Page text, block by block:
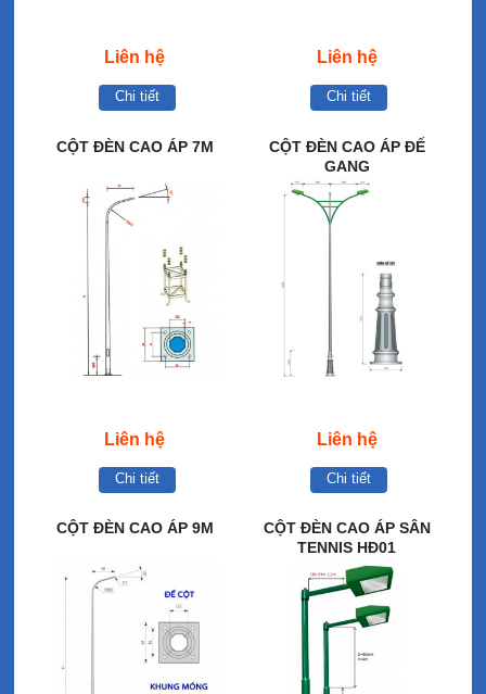
Liên hệ
Chi tiết
Liên hệ
Chi tiết
CỘT ĐÈN CAO ÁP 7M
Liên hệ
Chi tiết
CỘT ĐÈN CAO ÁP ĐẾ
GANG
Liên hệ
Chi tiết
CỘT ĐÈN CAO ÁP 9M
CỘT ĐÈN CAO ÁP SÂN
TENNIS HĐ01